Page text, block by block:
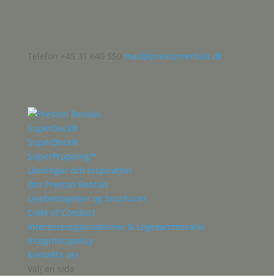
Telefon +45 31 640 550 mail@prestonrentals.dk
SuperDeck®
SuperDeck®
SuperPropping™
Lösningar och inspiration
Om Preston Rentals
Lejebetingelser og brochurer
Code of Conduct
Interesseorganisationer & Legekammerater
Integritetspolicy
Kontakta oss
Välj en sida